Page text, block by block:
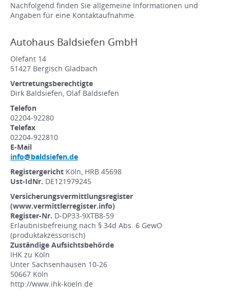
Nachfolgend finden Sie allgemeine Informationen und
Angaben für eine Kontaktaufnahme.
Autohaus Baldsiefen GmbH
Olefant 14
51427 Bergisch Gladbach
Vertretungsberechtigte
Dirk Baldsiefen, Olaf Baldsiefen
Telefon
02204-92280
Telefax
02204-922810
E-Mail
info@baldsiefen.de
Registergericht Köln, HRB 45698
Ust-IdNr. DE121979245
Versicherungsvermittlungsregister
(www.vermittlerregister.info)
Register-Nr. D-DP33-9XTB8-59
Erlaubnisbefreiung nach § 34d Abs. 6 GewO
(produktakzessorisch)
Zuständige Aufsichtsbehörde
IHK zu Köln
Unter Sachsenhausen 10-26
50667 Köln
http://www.ihk-koeln.de